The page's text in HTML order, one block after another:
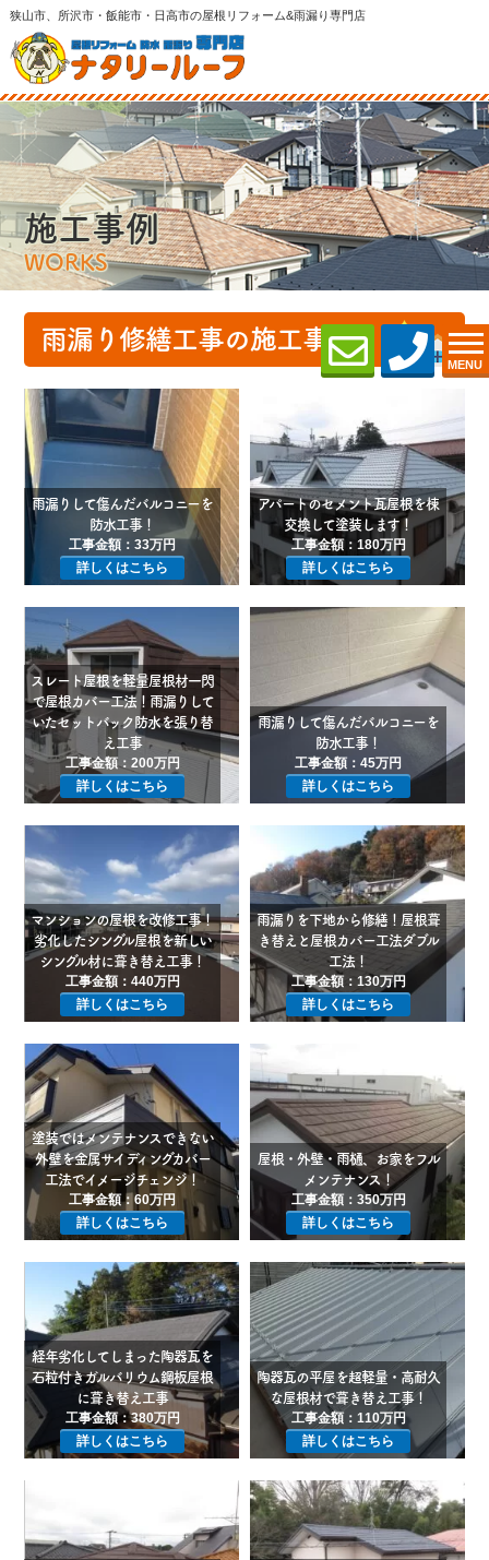
狭山市、所沢市・飯能市・日高市の屋根リフォーム&雨漏り専門店
MENU
施工事例
WORKS
雨漏り修繕工事の施工事例
雨漏りして傷んだバルコニーを
防水工事！
工事金額：33万円
詳しくはこちら
アパートのセメント瓦屋根を棟
交換して塗装します！
工事金額：180万円
詳しくはこちら
スレート屋根を軽量屋根材一閃
で屋根カバー工法！雨漏りして
いたセットバック防水を張り替
え工事
工事金額：200万円
詳しくはこちら
雨漏りして傷んだバルコニーを
防水工事！
工事金額：45万円
詳しくはこちら
マンションの屋根を改修工事！
劣化したシングル屋根を新しい
シングル材に葺き替え工事！
工事金額：440万円
詳しくはこちら
雨漏りを下地から修繕！屋根葺
き替えと屋根カバー工法ダブル
工法！
工事金額：130万円
詳しくはこちら
塗装ではメンテナンスできない
外壁を金属サイディングカバー
工法でイメージチェンジ！
工事金額：60万円
詳しくはこちら
屋根・外壁・雨樋、お家をフル
メンテナンス！
工事金額：350万円
詳しくはこちら
経年劣化してしまった陶器瓦を
石粒付きガルバリウム鋼板屋根
に葺き替え工事
工事金額：380万円
詳しくはこちら
陶器瓦の平屋を超軽量・高耐久
な屋根材で葺き替え工事！
工事金額：110万円
詳しくはこちら